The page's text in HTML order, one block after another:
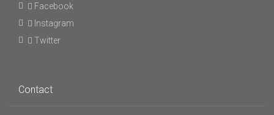
Facebook
Instagram
Twitter
Contact